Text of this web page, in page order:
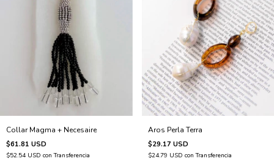
Collar Magma + Necesaire
$61.81 USD
$52.54 USD con Transferencia
Aros Perla Terra
$29.17 USD
$24.79 USD con Transferencia